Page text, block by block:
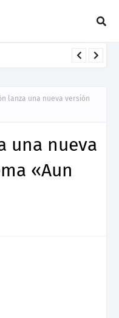
lanza una nueva versión
una nueva
«Aun